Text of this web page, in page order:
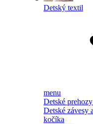
Detský textil
menu
Detské
Detské závesy
kočíka